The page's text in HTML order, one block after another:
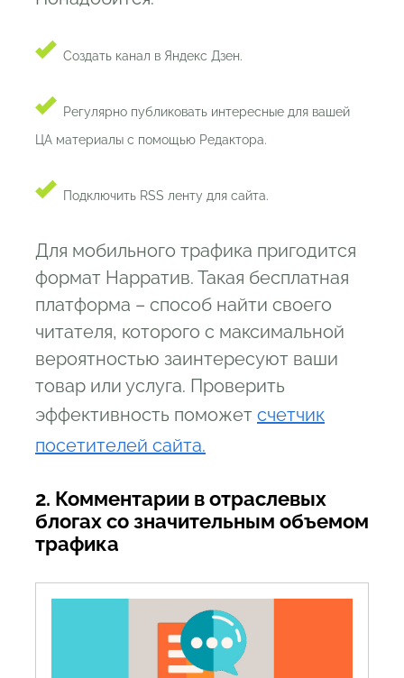
Создать канал в Яндекс Дзен.
Регулярно публиковать интересные для вашей
ЦА материалы с помощью Редактора.
Подключить RSS ленту для сайта.
Для мобильного трафика пригодится
формат Нарратив. Такая бесплатная
платформа – способ найти своего
читателя, которого с максимальной
вероятностью заинтересуют ваши
товар или услуга. Проверить
эффективность поможет счетчик
посетителей сайта.
2. Комментарии в отраслевых
блогах со значительным объемом
трафика